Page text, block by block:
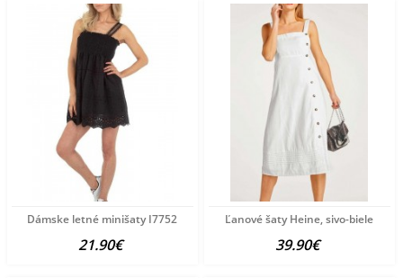
Dámske letné minišaty I7752
21.90€
Ľanové šaty Heine, sivo-biele
39.90€